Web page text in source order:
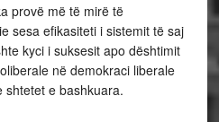
provë më të mirë të
sesa efikasiteti i sistemit të saj
kyci i suksesit apo dështimit
në demokraci liberale
e bashkuara.